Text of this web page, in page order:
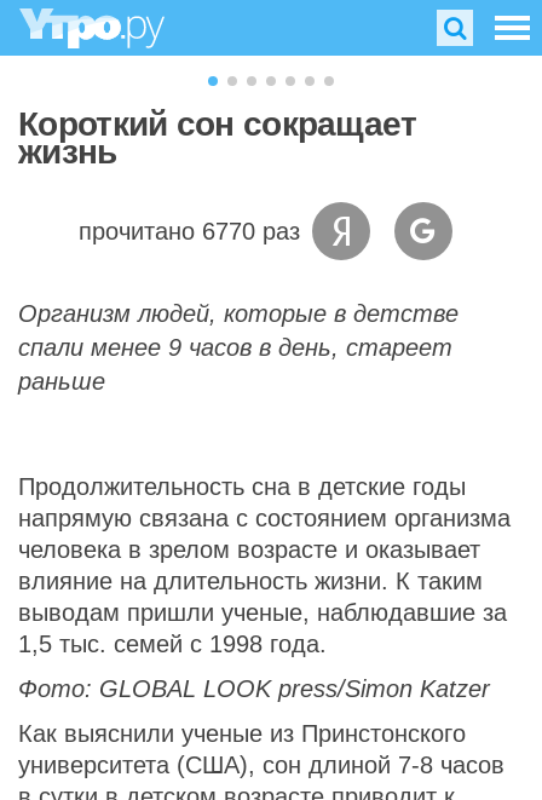
Короткий сон сокращает
жизнь
прочитано 6770 раз
Организм людей, которые в детстве
спали менее 9 часов в день, стареет
раньше
Продолжительность сна в детские годы
напрямую связана с состоянием организма
человека в зрелом возрасте и оказывает
влияние на длительность жизни. К таким
выводам пришли ученые, наблюдавшие за
1,5 тыс. семей с 1998 года.
Фото: GLOBAL LOOK press/Simon Katzer
Как выяснили ученые из Принстонского
университета (США), сон длиной 7-8 часов